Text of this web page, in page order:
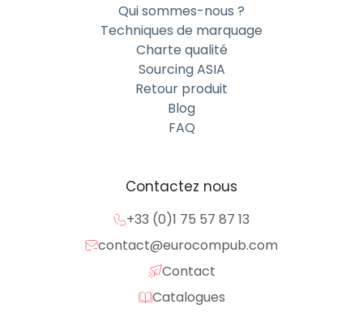
Qui sommes-nous ?
Techniques de marquage
Charte qualité
Sourcing ASIA
Retour produit
Blog
FAQ
Contactez nous
+33 (0)1 75 57 87 13
contact@eurocompub.com
Contact
Catalogues